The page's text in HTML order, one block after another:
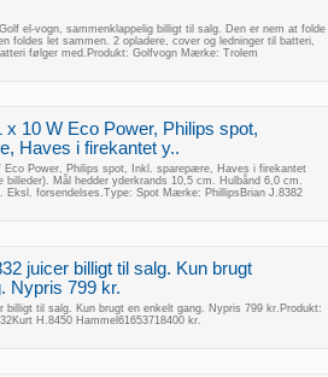
el-vogn, sammenklappelig billigt til salg. Den er nem at folde
foldes let sammen. 2 opladere, cover og ledninger til batteri,
følger med.Produkt: Golfvogn Mærke: Trolem
x 10 W Eco Power, Philips spot,
Haves i firekantet y..
Eco Power, Philips spot, Inkl. sparepære, Haves i firekantet
billeder). Mål hedder yderkrands 10,5 cm. Hulbånd 6,0 cm.
Eksl. forsendelses.Type: Spot Mærke: PhillipsBrian J.8382
juicer billigt til salg. Kun brugt
Nypris 799 kr.
billigt til salg. Kun brugt en enkelt gang. Nypris 799 kr.Produkt:
H.8450 Hammel61653718400 kr.